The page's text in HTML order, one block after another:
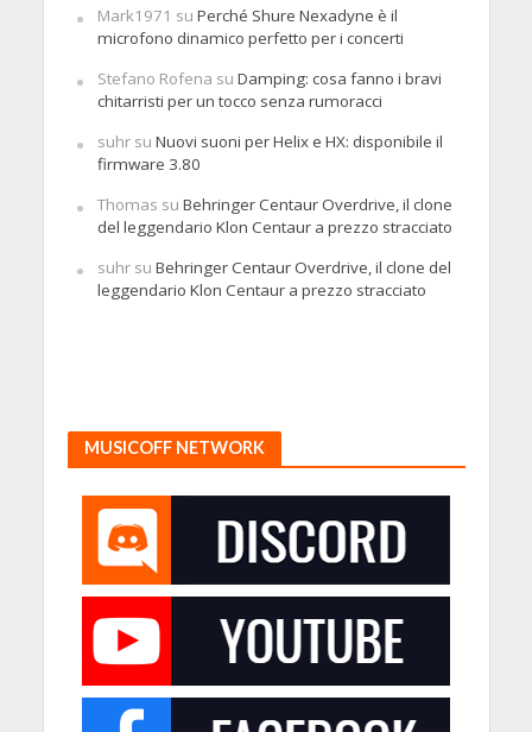
Mark1971 su Perché Shure Nexadyne è il
microfono dinamico perfetto per i concerti
Stefano Rofena su Damping: cosa fanno i bravi
chitarristi per un tocco senza rumoracci
suhrsu Nuovi suoni per Helix e HX: disponibile il
firmware 3.80
Thomas su Behringer Centaur Overdrive, il clone
del leggendario Klon Centaur a prezzo stracciato
suhrsu Behringer Centaur Overdrive, il clone del
leggendario Klon Centaur a prezzo stracciato
MUSICOFF NETWORK